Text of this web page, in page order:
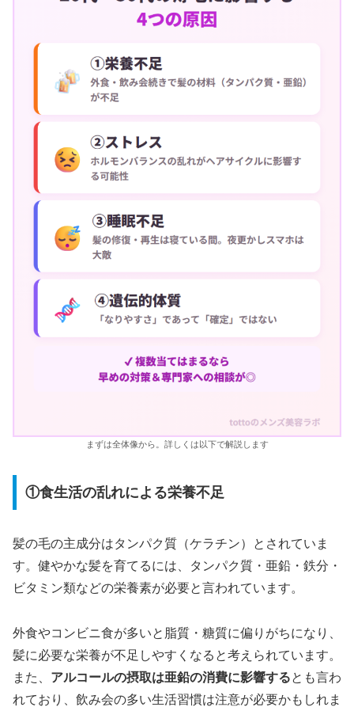
まずは全体像から。詳しくは以下で解説します
①食生活の乱れによる栄養不足
髪の毛の主成分はタンパク質（ケラチン）とされていま
す。健やかな髪を育てるには、タンパク質・亜鉛・鉄分・
ビタミン類などの栄養素が必要と言われています。
外食やコンビニ食が多いと脂質・糖質に偏りがちになり、
髪に必要な栄養が不足しやすくなると考えられています。
また、 アルコールの摂取は亜鉛の消費に影響するとも言わ
れており、飲み会の多い生活習慣は注意が必要かもしれま